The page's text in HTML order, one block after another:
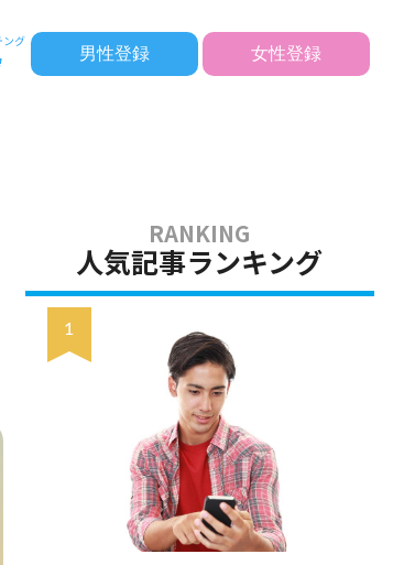
男性登録 女性登録
人気記事ランキング